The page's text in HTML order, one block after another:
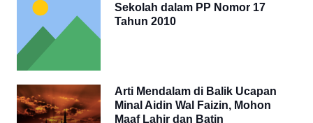
Sekolah dalam PP Nomor 17
Tahun 2010
Arti Mendalam di Balik Ucapan
Minal Aidin Wal Faizin, Mohon
Maaf Lahir dan Batin